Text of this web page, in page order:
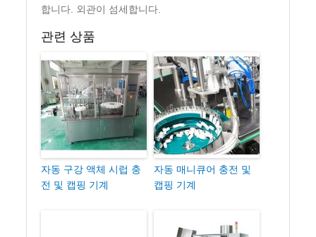
합니다. 외관이 섬세합니다.
관련 상품
자동 구강 액체 시럽 충
전 및 캡핑 기계
자동 매니큐어 충전 및
캡핑 기계